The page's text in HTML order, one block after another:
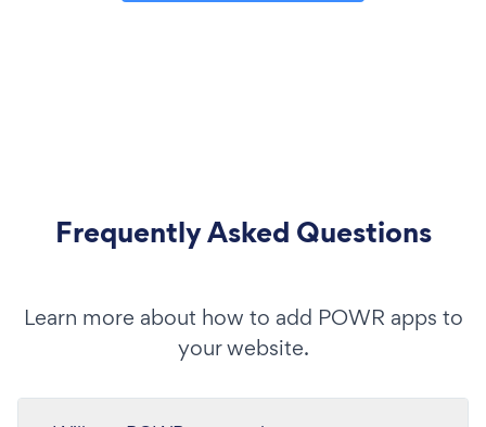
Frequently Asked Questions
Learn more about how to add POWR apps to
your website.